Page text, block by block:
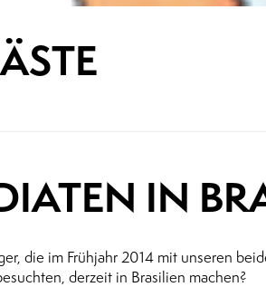
IN
die im Frühjahr 2014 mit unseren
derzeit in Brasilien machen?